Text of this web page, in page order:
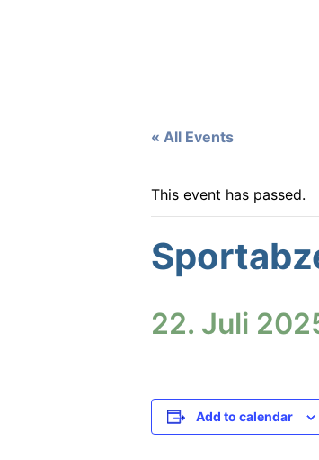
« All Events
This event has passed.
22. Juli
Add to calendar